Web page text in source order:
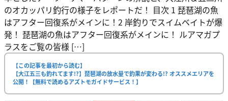
のオカッパリ釣行の様子をレポートだ！ 目次 1 琵琶湖の魚
はアフター回復系がメインに！2 岸釣りでスイムベイトが爆
発！ 琵琶湖の魚はアフター回復系がメインに！ ルアマガプ
ラスをご覧の皆様 […]
【この記事を最初から読む】
【大江五三も釣れてます!?】琵琶湖の放水量で釣果が変わる!? オススメエリアを
公開！【無料で読めるアズトモガイドサービス！】